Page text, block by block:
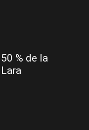
% de la